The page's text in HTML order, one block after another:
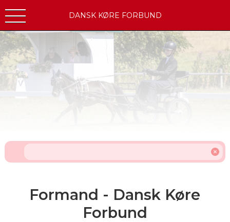
DANSK KØRE FORBUND
Formand - Dansk Køre
Forbund